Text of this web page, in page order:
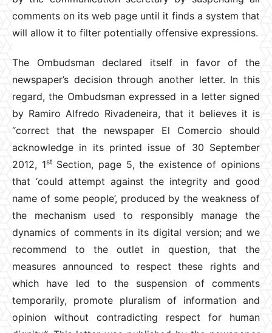
comments on its web page until it finds a system that
will allow it to filter potentially offensive expressions.
The Ombudsman declared itself in favor of the
newspaper’s decision through another letter. In this
regard, the Ombudsman expressed in a letter signed
by Ramiro Alfredo Rivadeneira, that it believes it is
“correct that the newspaper El Comercio should
acknowledge in its printed issue of 30 September
2012, 1stSection, page 5, the existence of opinions
that ‘could attempt against the integrity and good
name of some people’, produced by the weakness of
the mechanism used to responsibly manage the
dynamics of comments in its digital version; and we
recommend to the outlet in question, that the
measures announced to respect these rights and
which have led to the suspension of comments
temporarily, promote pluralism of information and
opinion without contradicting respect for human